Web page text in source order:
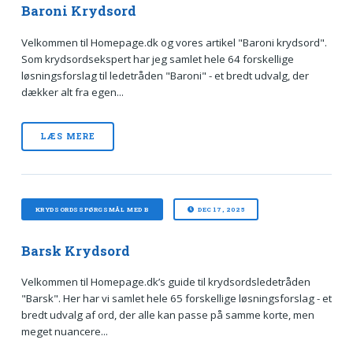
Baroni Krydsord
Velkommen til Homepage.dk og vores artikel "Baroni krydsord".
Som krydsordsekspert har jeg samlet hele 64 forskellige
løsningsforslag til ledetråden "Baroni" - et bredt udvalg, der
dækker alt fra egen...
LÆS MERE
KRYDSORDSSPØRGSMÅL MED B DEC 17, 2025
Barsk Krydsord
Velkommen til Homepage.dk’s guide til krydsordsledetråden
"Barsk". Her har vi samlet hele 65 forskellige løsningsforslag - et
bredt udvalg af ord, der alle kan passe på samme korte, men
meget nuancere...